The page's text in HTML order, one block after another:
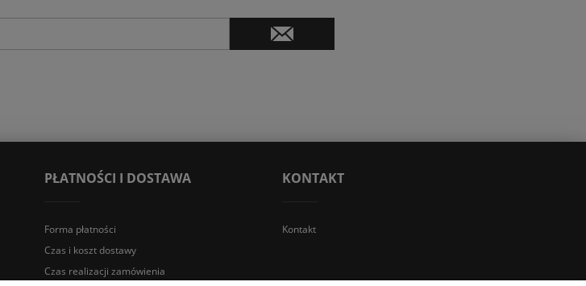
PŁATNOŚCI I DOSTAWA
Forma płatności
Czas i koszt dostawy
Czas realizacji zamówienia
KONTAKT
Kontakt